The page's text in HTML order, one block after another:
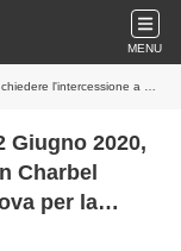
MENU
da Padova per la salute della piccola Vittoria
Giugno 2020,
Charbel
per la